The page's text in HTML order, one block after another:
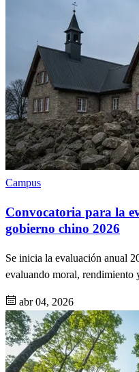
Campus
Convocatoria para la
gobierno chino 2026
Se inicia la evaluación anual
evaluando moral, rendimiento
abr 04, 2026